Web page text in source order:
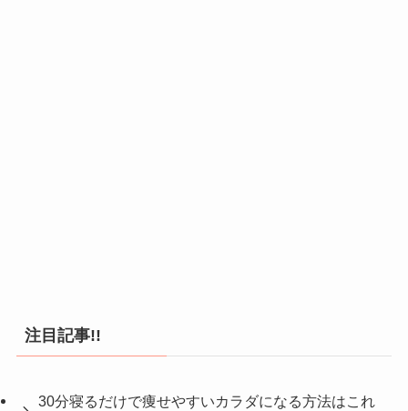
注目記事!!
30分寝るだけで痩せやすいカラダになる方法はこれ